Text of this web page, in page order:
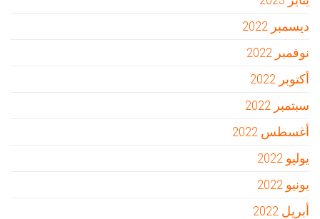
ديسمبر 2022
نوفمبر 2022
أكتوبر 2022
سبتمبر 2022
أغسطس 2022
يوليو 2022
يونيو 2022
أبريل 2022